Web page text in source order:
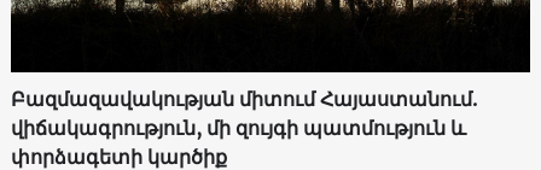
Բազմազավակության միտում Հայաստանում.
վիճակագրություն, մի զույգի պատմություն և
փորձագետի կարծիք